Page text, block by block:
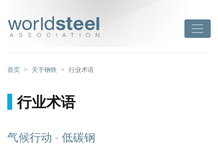
首页 关于钢铁 行业术语
行业术语
气候行动 - 低碳钢